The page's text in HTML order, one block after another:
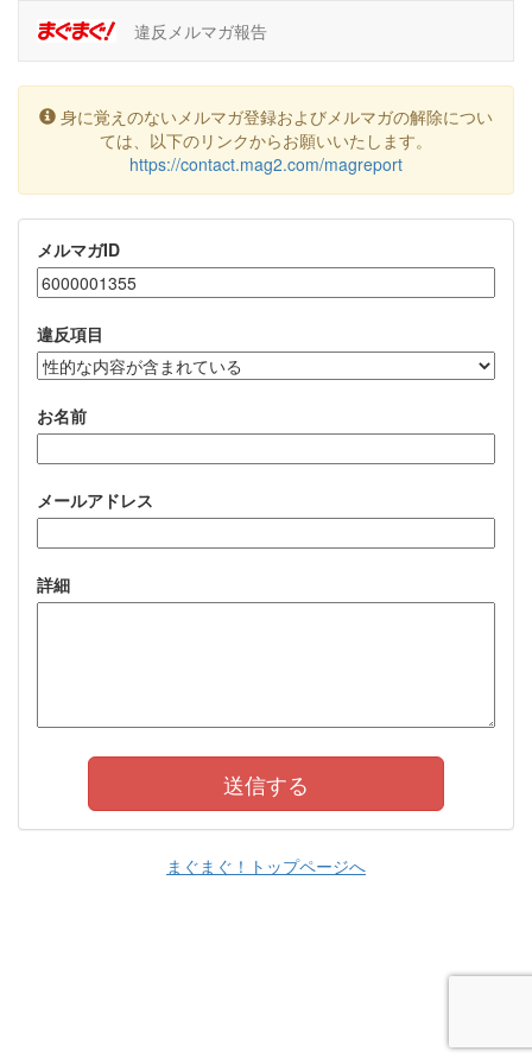
違反メルマガ報告
身に覚えのないメルマガ登録およびメルマガの解除につい
ては、以下のリンクからお願いいたします。
https://contact.mag2.com/magreport
メルマガID
違反項目
お名前
メールアドレス
詳細
まぐまぐ！トップページへ